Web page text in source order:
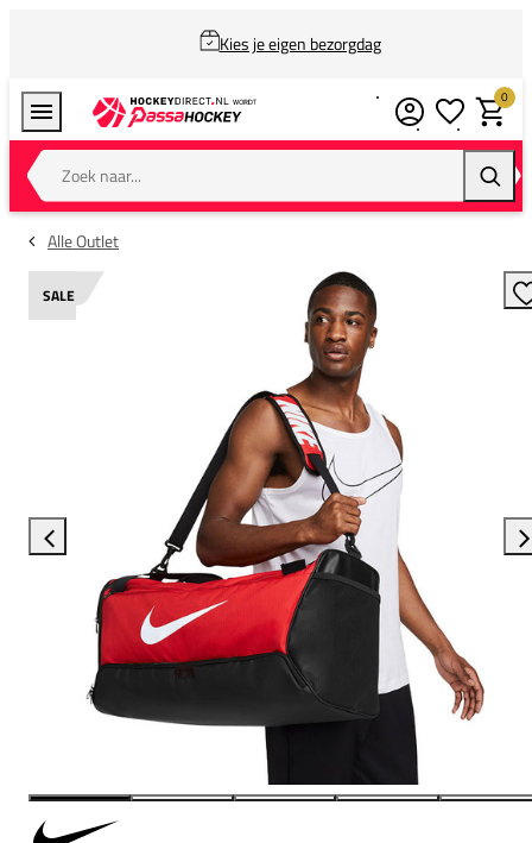
Kies je eigen bezorgdag
Zoek naar...
0
Alle Outlet
SALE